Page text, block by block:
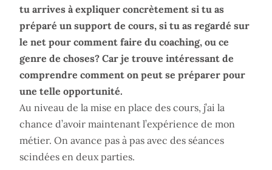
tu arrives à expliquer concrètement si tu as
préparé un support de cours, si tu as regardé sur
le net pour comment faire du coaching, ou ce
genre de choses? Car je trouve intéressant de
comprendre comment on peut se préparer pour
une telle opportunité.
Au niveau de la mise en place des cours, j’ai la
chance d’avoir maintenant l’expérience de mon
métier. On avance pas à pas avec des séances
scindées en deux parties.